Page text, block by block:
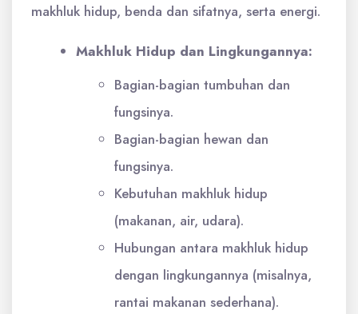
makhluk hidup, benda dan sifatnya, serta energi.
Makhluk Hidup dan Lingkungannya:
Bagian-bagian tumbuhan dan
fungsinya.
Bagian-bagian hewan dan
fungsinya.
Kebutuhan makhluk hidup
(makanan, air, udara).
Hubungan antara makhluk hidup
dengan lingkungannya (misalnya,
rantai makanan sederhana).